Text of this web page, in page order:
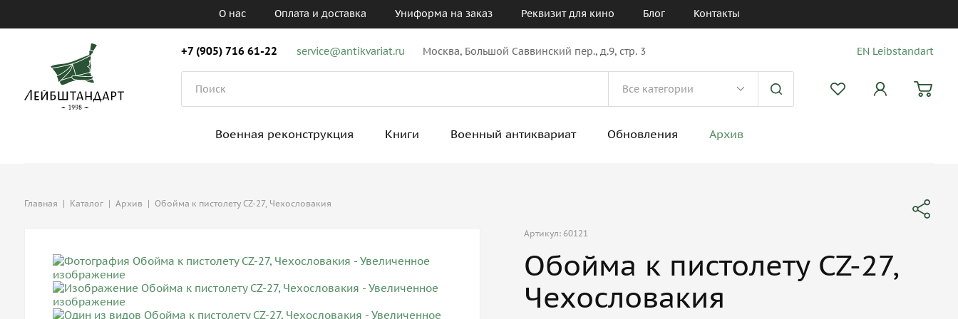
О нас Оплата и доставка Униформа на заказ Реквизит для кино Блог Контакты
+7 (905) 716 61-22 service@antikvariat.ru Москва, Большой Саввинский пер., д.9, стр. 3 EN Leibstandart
Военная реконструкция Книги Военный антиквариат Обновления Архив
Главная | Каталог | Архив | Обойма к пистолету CZ-27, Чехословакия
Артикул: 60121
Обойма к пистолету CZ-27,
Чехословакия